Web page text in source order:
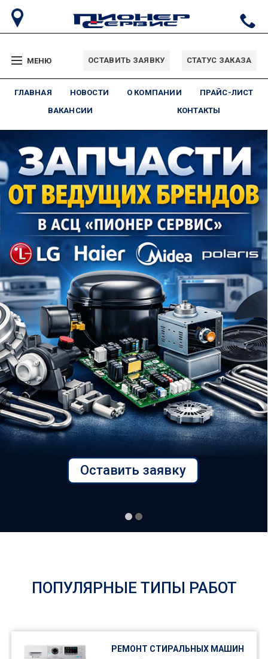
МЕНЮ ОСТАВИТЬ ЗАЯВКУ СТАТУС ЗАКАЗА
ГЛАВНАЯ НОВОСТИ О КОМПАНИИ
ПРАЙС-ЛИСТ
ВАКАНСИИ
КОНТАКТЫ
Оставить заявку
ПОПУЛЯРНЫЕ ТИПЫ РАБОТ
РЕМОНТ СТИРАЛЬНЫХ МАШИН